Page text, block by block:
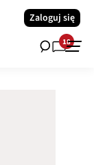
Zaloguj się
18